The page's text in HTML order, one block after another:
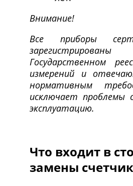
Внимание!
Все приборы
Государственном
измерений и
нормативным
исключает проблемы
эксплуатацию.
Что входит в
замены